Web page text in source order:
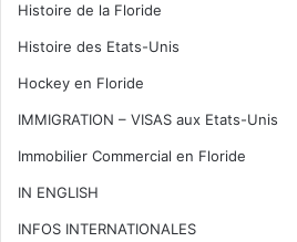
Histoire de la Floride
Histoire des Etats-Unis
Hockey en Floride
IMMIGRATION – VISAS aux Etats-Unis
Immobilier Commercial en Floride
IN ENGLISH
INFOS INTERNATIONALES